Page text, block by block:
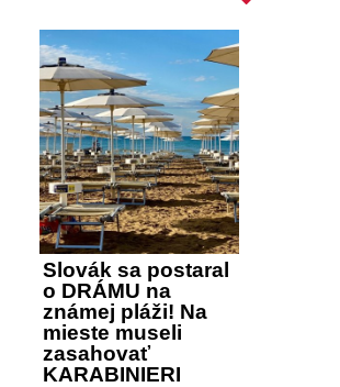
Slovák sa postaral
o DRÁMU na
známej pláži! Na
mieste museli
zasahovať
KARABINIERI